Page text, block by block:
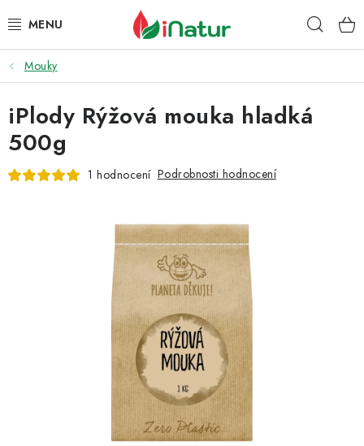
na
POTRAVINY
OŘECHY A SUŠENÉ PLODY
SNACKY
EKO DROGERIE A KOSMETIKA
DOPRAVA A PLATBA
Mouky
iPlody Rýžová mouka hladká
500g
1 hodnocení Podrobnosti hodnocení